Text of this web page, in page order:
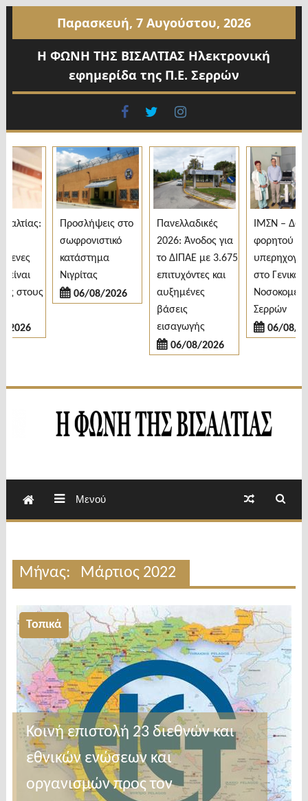
περιεχόμενο
Παρασκευή, 7 Αυγούστου, 2026
Η ΦΩΝΗ ΤΗΣ ΒΙΣΑΛΤΙΑΣ Ηλεκτρονική
εφημερίδα της Π.Ε. Σερρών
facebook
twitter
στους
Προσλήψεις στο
σωφρονιστικό
κατάστημα
Νιγρίτας
06/08/2026
Πανελλαδικές
2026: Άνοδος για
το ΔΙΠΑΕ με 3.675
επιτυχόντες και
αυξημένες
βάσεις
εισαγωγής
06/08/2026
ΙΜΣΝ – Δωρεά
φορητού
στο Γενικό
Νοσοκομείο
Σερρών
06/08/2026
Μενού
Μήνας: Μάρτιος 2022
Τοπικά
Κοινή επιστολή 23 διεθνών και
εθνικών ενώσεων και
οργανισμών προς τον